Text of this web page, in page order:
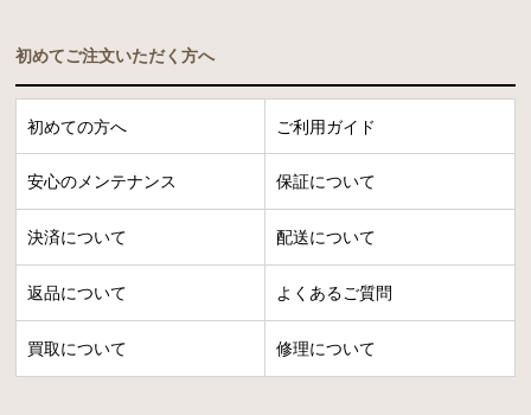
初めてご注文いただく方へ
初めての方へ ご利用ガイド
安心のメンテナンス 保証について
決済について 配送について
返品について よくあるご質問
買取について 修理について